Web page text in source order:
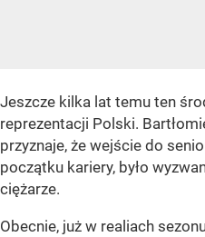
Jeszcze kilka lat temu ten
reprezentacji Polski.
przyznaje, że wejście do
początku kariery, było
ciężarze.
Obecnie, już w realiach